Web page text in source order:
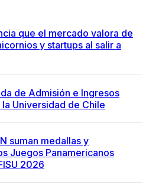
que el mercado valora de
y startups al salir a
de Admisión e Ingresos
Universidad de Chile
suman medallas y
Juegos Panamericanos
2026